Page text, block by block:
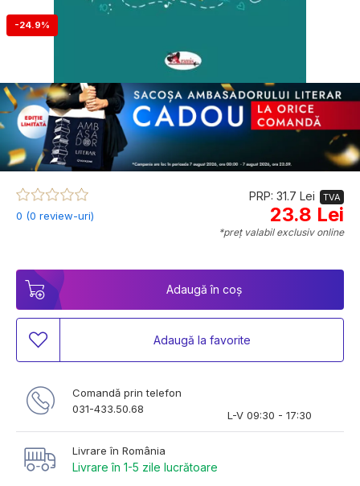
-24.9%
0 (0 review-uri)
PRP: 31.7 Lei TVA
23.8 Lei
*preț valabil exclusiv online
Adaugă în coș
Adaugă la favorite
Comandă prin telefon
031-433.50.68
L-V 09:30 - 17:30
Livrare în România
Livrare în 1-5 zile lucrătoare